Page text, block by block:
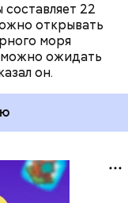
22
открывать
моря
можно ожидать
он.